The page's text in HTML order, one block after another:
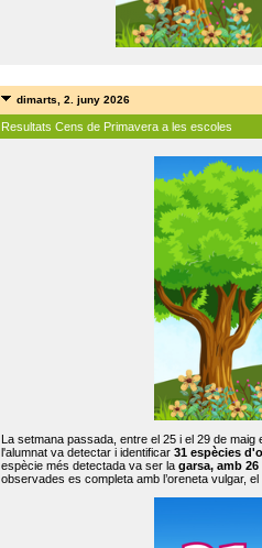
dimarts, 2. juny 2026
Resultats Cens de Primavera a les escoles
La setmana passada, entre el 25 i el 29 de
l'alumnat va detectar i identificar 31 espècies
espècie més detectada va ser la garsa, amb
observades es completa amb l’oreneta vulgar,